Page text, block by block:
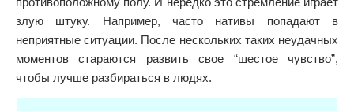
злую штуку. Например, часто нативы попадают в
неприятные ситуации. После нескольких таких неудачных
моментов стараются развить свое “шестое чувство”,
чтобы лучше разбираться в людях.